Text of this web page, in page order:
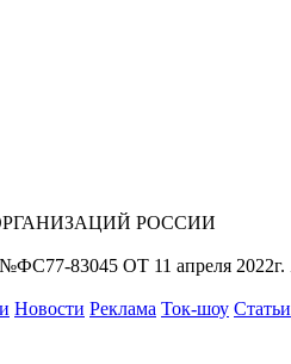
РОССИИ
83045 ОТ 11 апреля 2022г.
Новости Реклама Ток-шоу Статьи